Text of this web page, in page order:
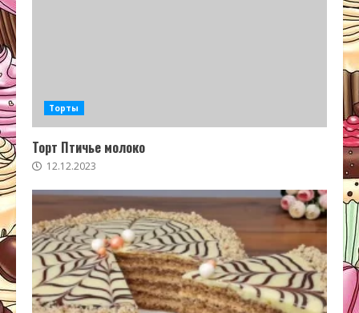
Торты
Торт Птичье молоко
12.12.2023